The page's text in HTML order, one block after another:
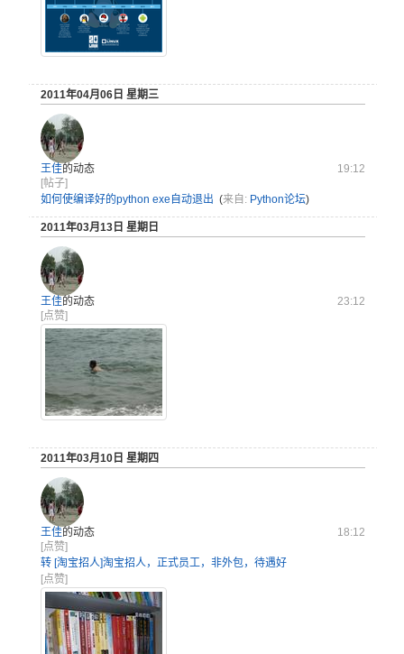
2011年04月06日 星期三
王佳的动态
19:12
[帖子]
如何使编译好的python exe自动退出 (来自: Python论坛)
2011年03月13日 星期日
王佳的动态
23:12
[点赞]
2011年03月10日 星期四
王佳的动态
18:12
[点赞]
转 [淘宝招人]淘宝招人，正式员工，非外包，待遇好
[点赞]